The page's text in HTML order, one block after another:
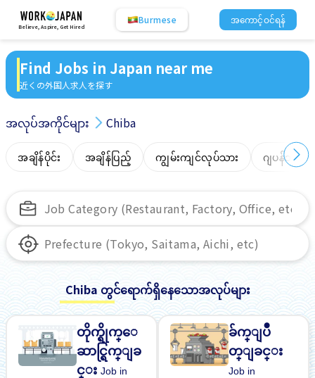
Believe, Aspire, Get Hired
Burmese အကောင့်ဝင်ရန်
Find Jobs in Japan near me
近くの外国人求人を探す
အလုပ်အကိုင်များ Chiba
အချိန်ပိုင်း အချိန်ပြည့် ကျွမ်းကျင်လုပ်သား ဂျပန်ဘာသ
Chiba တွင်ရောက်ရှိနေသောအလုပ်များ
တိုက္ရိုက္ေ
ဆာင္ရြက္ျခ
င္းJob in
ခ်က္ျပဳ
တ္ျခင္း
Job in